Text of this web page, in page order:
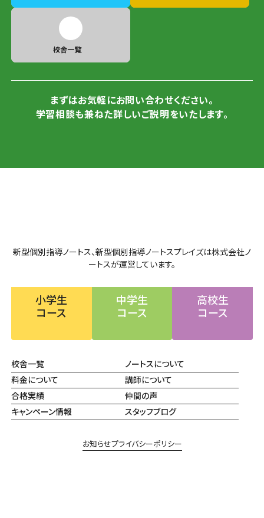
校舎一覧
まずはお気軽にお問い合わせください。
学習相談も兼ねた詳しいご説明をいたします。
新型個別指導ノートス、新型個別指導ノートスプレイズは株式会社ノ
ートスが運営しています。
小学生
コース
中学生
コース
高校生
コース
校舎一覧
ノートスについて
料金について
講師について
合格実績
仲間の声
キャンペーン情報
スタッフブログ
お知らせプライバシーポリシー